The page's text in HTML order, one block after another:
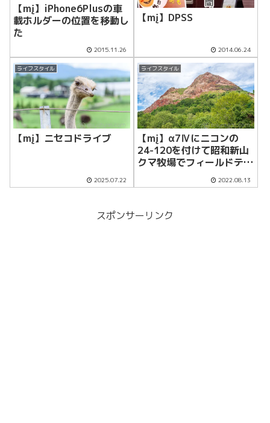
【mį】iPhone6Plusの車
載ホルダーの位置を移動し
た
2015.11.26
【mį】DPSS
2014.06.24
ライフスタイル
【mį】ニセコドライブ
2025.07.22
ライフスタイル
【mį】α7Ⅳにニコンの
24-120を付けて昭和新山
クマ牧場でフィールドテス
2022.08.13
スポンサーリンク